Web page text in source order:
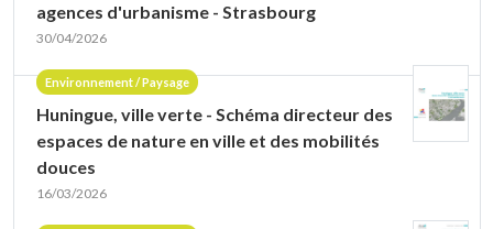
agences d'urbanisme - Strasbourg
30/04/2026
Environnement / Paysage
Huningue, ville verte - Schéma directeur des
espaces de nature en ville et des mobilités
douces
16/03/2026